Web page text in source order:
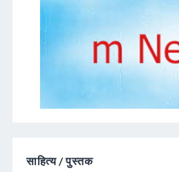
साहित्य / पुस्तक